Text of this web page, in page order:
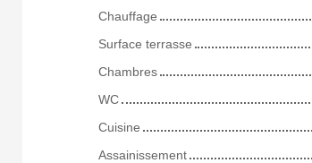
Chauffage
Surface terrasse
Chambres
WC
Cuisine
Assainissement